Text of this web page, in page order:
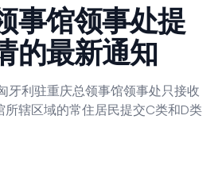
事馆领事处提
的最新通知
牙利驻重庆总领事馆领事处只接收
辖区域的常住居民提交C类和D类